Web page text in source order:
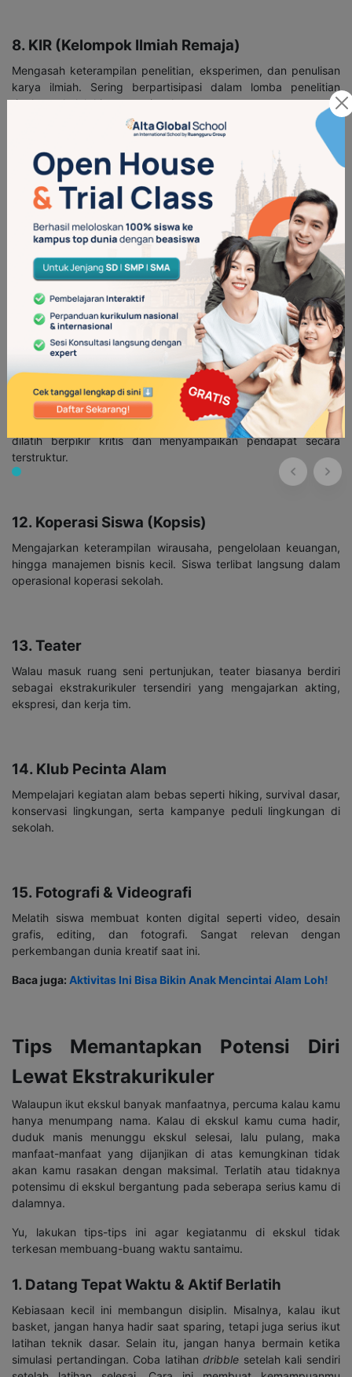
8. KIR (Kelompok Ilmiah Remaja)
Mengasah keterampilan penelitian, eksperimen, dan penulisan
karya ilmiah. Sering berpartisipasi dalam lomba penelitian
tingkat sekolah hingga nasional.
9. Robotik
Belajar merakit robot, coding dasar, hingga ikut kompetisi robot
line follower atau robot kreatif. Cocok untuk siswa yang suka
teknologi.
10. Paduan Suara / Choir
Ekstrakurikuler yang melatih vokal dan kerja tim melalui harmoni
suara. Biasanya tampil saat upacara, lomba, dan acara sekolah.
11. Karya Tulis Ilmiah (KTI) atau Debat Ilmiah
Fokus pada menyusun argumen, riset, dan presentasi. Siswa
dilatih berpikir kritis dan menyampaikan pendapat secara
terstruktur.
12. Koperasi Siswa (Kopsis)
Mengajarkan keterampilan wirausaha, pengelolaan keuangan,
hingga manajemen bisnis kecil. Siswa terlibat langsung dalam
operasional koperasi sekolah.
13. Teater
Walau masuk ruang seni pertunjukan, teater biasanya berdiri
sebagai ekstrakurikuler tersendiri yang mengajarkan akting,
ekspresi, dan kerja tim.
14. Klub Pecinta Alam
Mempelajari kegiatan alam bebas seperti hiking, survival dasar,
konservasi lingkungan, serta kampanye peduli lingkungan di
sekolah.
15. Fotografi & Videografi
Melatih siswa membuat konten digital seperti video, desain
grafis, editing, dan fotografi. Sangat relevan dengan
perkembangan dunia kreatif saat ini.
Baca juga: Aktivitas Ini Bisa Bikin Anak Mencintai Alam Loh!
Tips Memantapkan Potensi Diri
Lewat Ekstrakurikuler
Walaupun ikut ekskul banyak manfaatnya, percuma kalau kamu
hanya menumpang nama. Kalau di ekskul kamu cuma hadir,
duduk manis menunggu ekskul selesai, lalu pulang, maka
manfaat-manfaat yang dijanjikan di atas kemungkinan tidak
akan kamu rasakan dengan maksimal. Terlatih atau tidaknya
potensimu di ekskul bergantung pada seberapa serius kamu di
dalamnya.
Yu, lakukan tips-tips ini agar kegiatanmu di ekskul tidak
terkesan membuang-buang waktu santaimu.
1. Datang Tepat Waktu & Aktif Berlatih
Kebiasaan kecil ini membangun disiplin. Misalnya, kalau ikut
basket, jangan hanya hadir saat sparing, tetapi juga serius ikut
latihan teknik dasar. Selain itu, jangan hanya bermain ketika
simulasi pertandingan. Coba latihandribble setelah kali sendiri